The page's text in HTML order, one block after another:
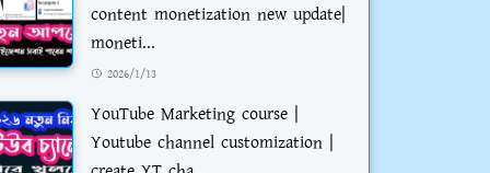
content monetization new update|
moneti...
2026/1/13
YouTube Marketing course |
Youtube channel customization |